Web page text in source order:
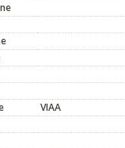
VIAA